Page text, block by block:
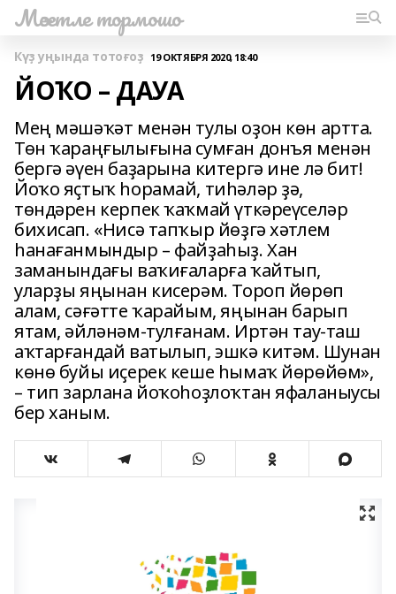
Мәсетле тормошо
Күҙ уңында тотоғоҙ 19 ОКТЯБРЯ 2020, 18:40
ЙОҠО – ДАУА
Мең мәшәҡәт менән тулы оҙон көн артта.
Төн ҡараңғылығына сумған донъя менән
бергә әүен баҙарына китергә ине лә бит!
Йоҡо яҫтыҡ һорамай, тиһәләр ҙә,
төндәрен керпек ҡаҡмай үткәреүселәр
бихисап. «Нисә тапҡыр йөҙгә хәтлем
һанағанмындыр – файҙаһыҙ. Хан
заманындағы ваҡиғаларға ҡайтып,
уларҙы яңынан кисерәм. Тороп йөрөп
алам, сәғәтте ҡарайым, яңынан барып
ятам, әйләнәм-тулғанам. Иртән тау-таш
аҡтарғандай ватылып, эшкә китәм. Шунан
көнө буйы иҫерек кеше һымаҡ йөрөйөм»,
– тип зарлана йоҡоһоҙлоҡтан яфаланыусы
бер ханым.